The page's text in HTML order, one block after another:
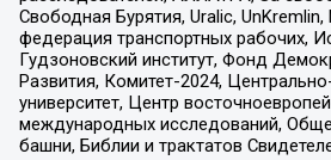
Свободная Бурятия, Uralic,
федерация транспортных рабочих,
Гудзоновский институт, Фонд
Развития, Комитет-2024,
университет, Центр
международных исследований,
башни, Библии и трактатов